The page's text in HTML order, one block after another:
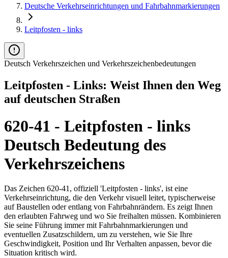
Deutsche Verkehrseinrichtungen und Fahrbahnmarkierungen
Leitpfosten - links
Deutsch Verkehrszeichen und Verkehrszeichenbedeutungen
Leitpfosten - Links: Weist Ihnen den Weg
auf deutschen Straßen
620-41 - Leitpfosten - links
Deutsch Bedeutung des
Verkehrszeichens
Das Zeichen 620-41, offiziell 'Leitpfosten - links', ist eine
Verkehrseinrichtung, die den Verkehr visuell leitet, typischerweise
auf Baustellen oder entlang von Fahrbahnrändern. Es zeigt Ihnen
den erlaubten Fahrweg und wo Sie freihalten müssen. Kombinieren
Sie seine Führung immer mit Fahrbahnmarkierungen und
eventuellen Zusatzschildern, um zu verstehen, wie Sie Ihre
Geschwindigkeit, Position und Ihr Verhalten anpassen, bevor die
Situation kritisch wird.